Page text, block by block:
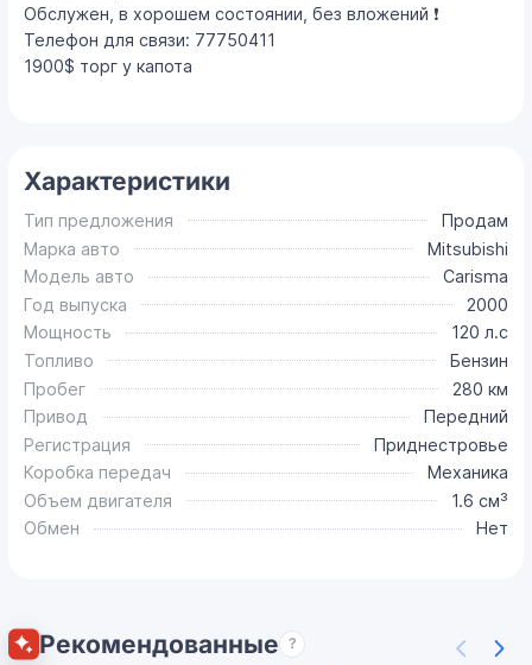
Обслужен, в хорошем состоянии, без вложений ❗️
Телефон для связи: 77750411
1900$ торг у капота
Характеристики
Тип предложения
Продам
Марка авто
Mitsubishi
Модель авто
Carisma
Год выпуска
2000
Мощность
120 л.с
Топливо
Бензин
Пробег
280 км
Привод
Передний
Регистрация
Приднестровье
Коробка передач
Механика
Объем двигателя
1.6 см³
Обмен
Нет
Рекомендованные ?